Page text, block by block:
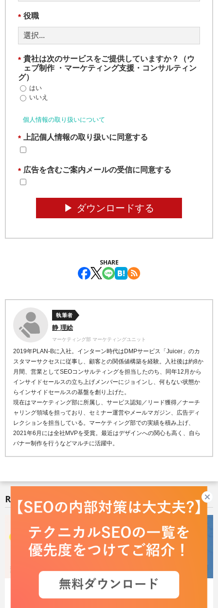
* 役職
* 貴社は次のサービスをご提供していますか？（ウ
ェブ制作 ・マーケティング支援・コンサルティン
グ）
はい
いいえ
個人情報の取り扱いについて
* 上記個人情報の取り扱いに同意する
* 広告を含むご案内メールの受信に同意する
▶︎ ダウンロードする
SHARE
執筆者
静 理絵
マーケティング部 マーケティングユニット
2019年PLAN-Bに入社。インターン時代はDMPサービス「Juicer」のカ
スタマーサクセスに従事し、顧客との関係値構築を経験。
入社後は約8か
月間、営業としてSEOコンサルティングを担当したのち、 同年12月から
インサイドセールスの立ち上げメンバーにジョインし、何もない状態か
らインサイドセールスの基盤を創り上げた。
現在はマーケティング部に所属し、サービス認知／リード獲得／ナーチ
ャリング領域を担っており、セミナー運営やメールマガジン、広告ディ
レクションを担当している。マーケティング部での実績を積み上げ、
2021年6月には全社MVPを受賞。最近はデザインへの関心も高く、自ら
バナー制作を行うなどマルチに活躍中。
RELATED POSTS 関連する記事はこちら
【2026年版】SEOとは？初心者向け
に具体例や事例を紹介
SEOキーワード選定のやり方・手順